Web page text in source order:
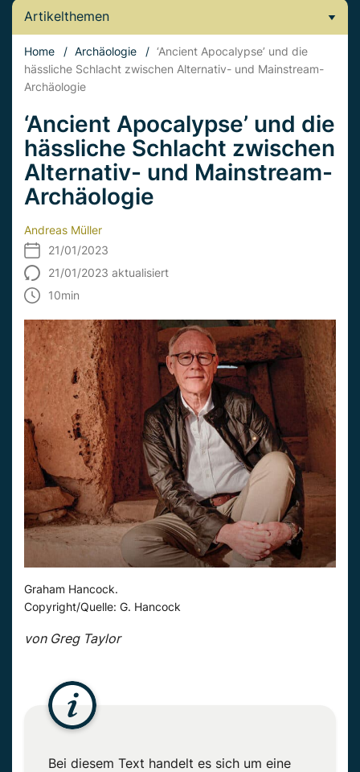
Artikelthemen
Home / Archäologie / ‘Ancient Apocalypse’ und die
hässliche Schlacht zwischen Alternativ- und Mainstream-
Archäologie
‘Ancient Apocalypse’ und die
hässliche Schlacht zwischen
Alternativ- und Mainstream-
Archäologie
Andreas Müller
21/01/2023
21/01/2023 aktualisiert
10min
Graham Hancock.
Copyright/Quelle: G. Hancock
von Greg Taylor
Bei diesem Text handelt es sich um eine